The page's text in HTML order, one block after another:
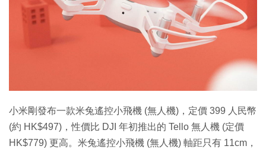
Enterprise Digital Transformation
小米剛發布一款米兔遙控小飛機 (無人機)，定價 399 人民幣
(約 HK$497)，性價比 DJI 年初推出的 Tello 無人機 (定價
HK$779) 更高。米兔遙控小飛機 (無人機) 軸距只有 11cm，